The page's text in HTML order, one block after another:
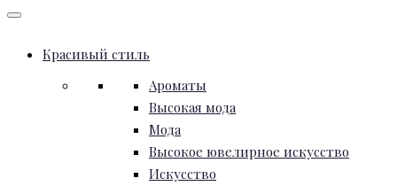
Красивый стиль
Ароматы
Высокая мода
Мода
Высокое ювелирное искусство
Искусство